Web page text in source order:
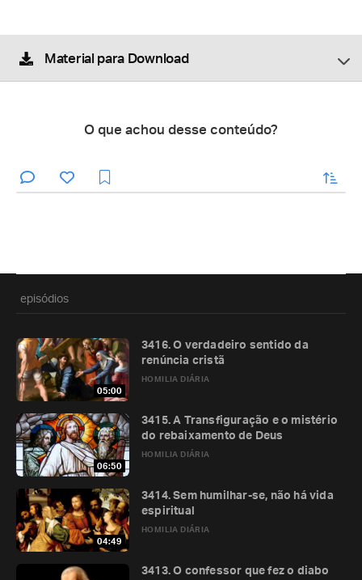
Material para Download
O que achou desse conteúdo?
enviar
episódios
05:00
HOMILIA DIÁRIA
3416. O verdadeiro sentido da
renúncia cristã
06:50
HOMILIA DIÁRIA
3415. A Transfiguração e o mistério
do rebaixamento de Deus
04:49
HOMILIA DIÁRIA
3414. Sem humilhar-se, não há vida
espiritual
3413. O confessor que fez o diabo